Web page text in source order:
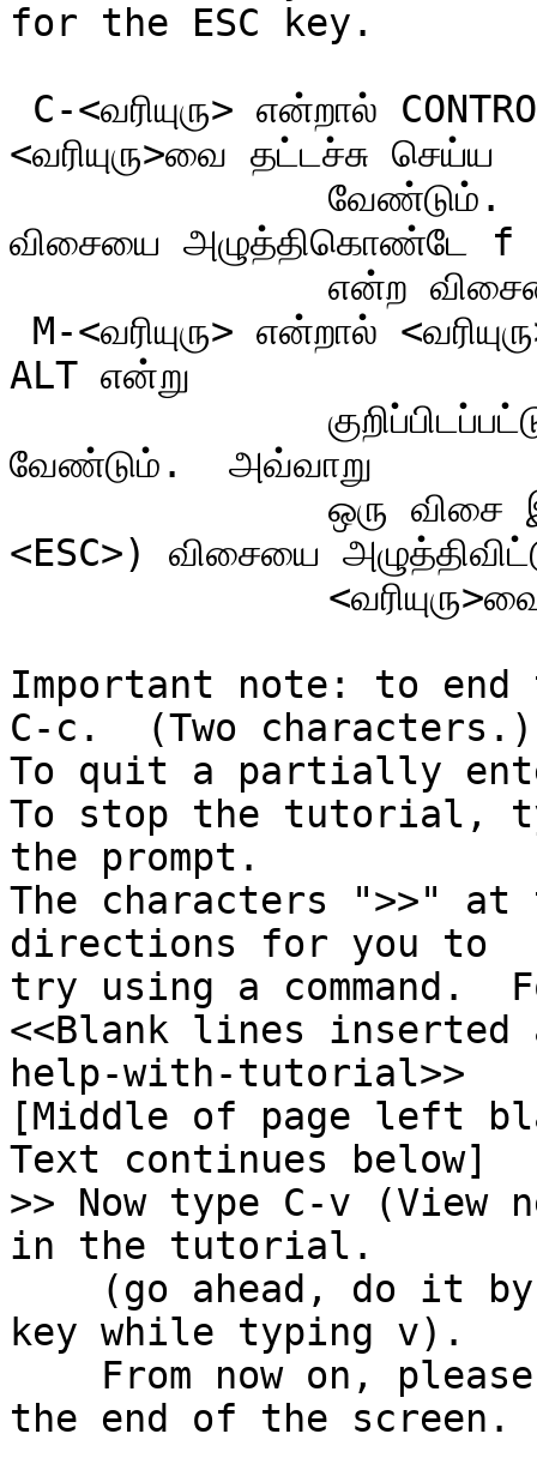
for the ESC key.
<வரியுரு>வை தட்டச்சு செய்ய
விசையை அழுத்திகொண்டே f
ALT என்று
வேண்டும்.  அவ்வாறு
<ESC>) விசையை
Important note: to end
C-c.  (Two characters.)
To quit a partially
To stop the tutorial,
the prompt.
The characters ">>"
directions for you to
try using a command.
<<Blank lines
help-with-tutorial>>
[Middle of page left
>> Now type C-v
key while typing v).
the end of the screen.